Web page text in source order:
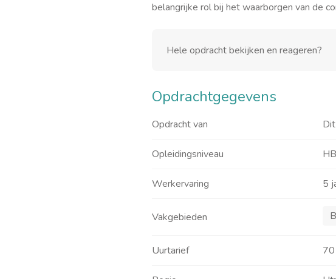
belangrijke rol bij het waarborgen van de
Hele opdracht bekijken en reageren?
Opdrachtgegevens
Opdracht van
Opleidingsniveau
Werkervaring 5
Vakgebieden
Uurtarief